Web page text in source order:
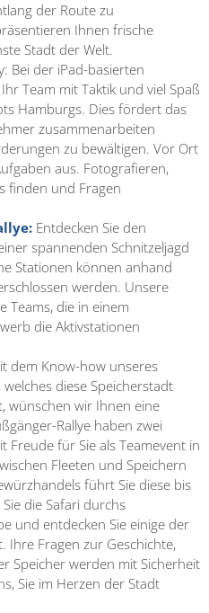
der Route zu
Ihnen frische
Stadt der Welt.
Bei der iPad-basierten
Ihr Team mitTaktik und viel Spaß
Hamburgs. Dies fördert das
zusammenarbeiten
zu bewältigen.Vor Ort
aus. Fotografieren,
finden und Fragen
Entdecken Sie den
spannenden Schnitzeljagd
Stationen können anhand
werden. Unsere
Teams, die in einem
die Aktivstationen
dem Know-how unseres
diese Speicherstadt
wünschen wir Ihnen eine
Rallye haben zwei
Freude für Sie als Teamevent in
Fleeten und Speichern
führt Sie diese bis
die Safari durchs
und entdecken Sie einige der
Ihre Fragen zur Geschichte,
Speicher werden mit Sicherheit
Sie im Herzen der Stadt